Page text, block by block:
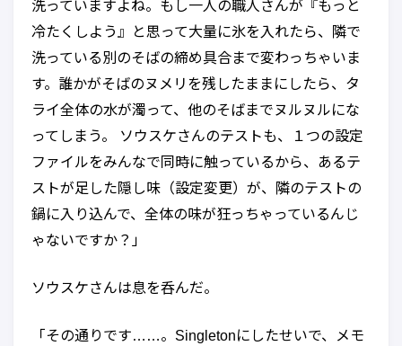
洗っていますよね。もし一人の職人さんが『もっと
冷たくしよう』と思って大量に氷を入れたら、隣で
洗っている別のそばの締め具合まで変わっちゃいま
す。誰かがそばのヌメリを残したままにしたら、タ
ライ全体の水が濁って、他のそばまでヌルヌルにな
ってしまう。 ソウスケさんのテストも、１つの設定
ファイルをみんなで同時に触っているから、あるテ
ストが足した隠し味（設定変更）が、隣のテストの
鍋に入り込んで、全体の味が狂っちゃっているんじ
ゃないですか？」
ソウスケさんは息を呑んだ。
「その通りです……。Singletonにしたせいで、メモ